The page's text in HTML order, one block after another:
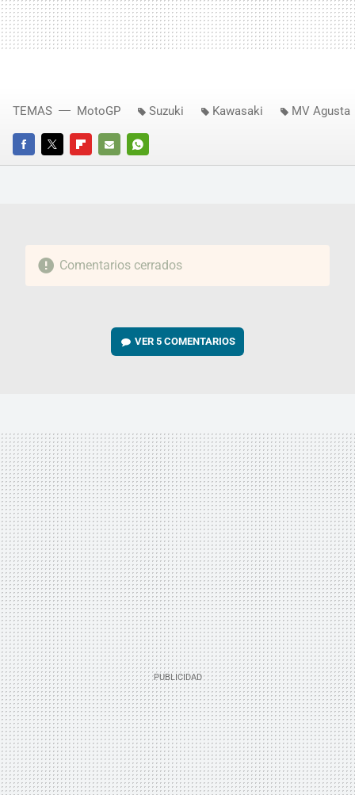
FACEBOOKTWITTERFLIPBOARD
E-
WHATSAPP
TEMAS MotoGP Suzuki Kawasaki MV Agusta
Comentarios cerrados
VER5 COMENTARIOS